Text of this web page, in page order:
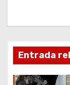
i
ó
n
Entrada